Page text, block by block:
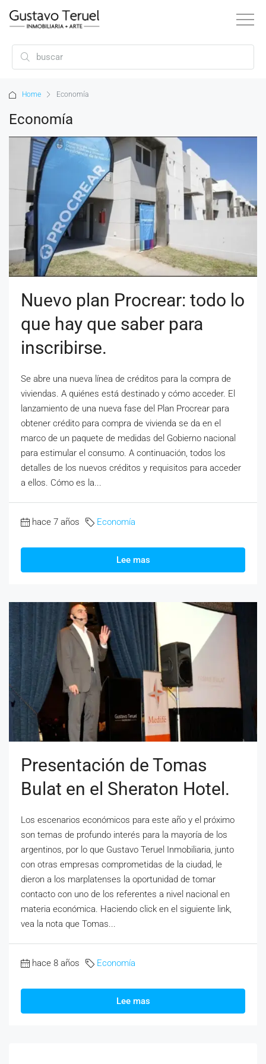
Home Economía
Economía
Nuevo plan Procrear: todo lo
que hay que saber para
inscribirse.
Se abre una nueva línea de créditos para la compra de
viviendas. A quiénes está destinado y cómo acceder. El
lanzamiento de una nueva fase del Plan Procrear para
obtener crédito para compra de vivienda se da en el
marco de un paquete de medidas del Gobierno nacional
para estimular el consumo. A continuación, todos los
detalles de los nuevos créditos y requisitos para acceder
a ellos. Cómo es la...
hace 7 años Economía
Lee mas
Presentación de Tomas
Bulat en el Sheraton Hotel.
Los escenarios económicos para este año y el próximo
son temas de profundo interés para la mayoría de los
argentinos, por lo que Gustavo Teruel Inmobiliaria, junto
con otras empresas comprometidas de la ciudad, le
dieron a los marplatenses la oportunidad de tomar
contacto con uno de los referentes a nivel nacional en
materia económica. Haciendo click en el siguiente link,
vea la nota que Tomas...
hace 8 años Economía
Lee mas